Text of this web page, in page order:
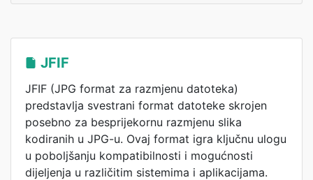
JFIF
JFIF (JPG format za razmjenu datoteka)
predstavlja svestrani format datoteke skrojen
posebno za besprijekornu razmjenu slika
kodiranih u JPG-u. Ovaj format igra ključnu ulogu
u poboljšanju kompatibilnosti i mogućnosti
dijeljenja u različitim sistemima i aplikacijama.